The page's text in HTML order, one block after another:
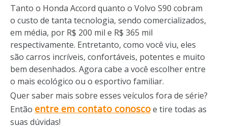
Tanto o Honda Accord quanto o Volvo S90 cobram
o custo de tanta tecnologia, sendo comercializados,
em média, por R$ 200 mil e R$ 365 mil
respectivamente. Entretanto, como você viu, eles
são carros incríveis, confortáveis, potentes e muito
bem desenhados. Agora cabe a você escolher entre
o mais ecológico ou o esportivo familiar.
Quer saber mais sobre esses veículos fora de série?
Então entre em contato conoscoe tire todas as
suas dúvidas!